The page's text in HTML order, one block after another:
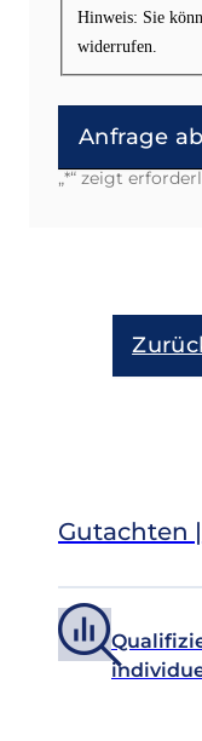
„*“ zeigt
Hinweis: Sie
widerrufen.
Alternative:
Gutachten